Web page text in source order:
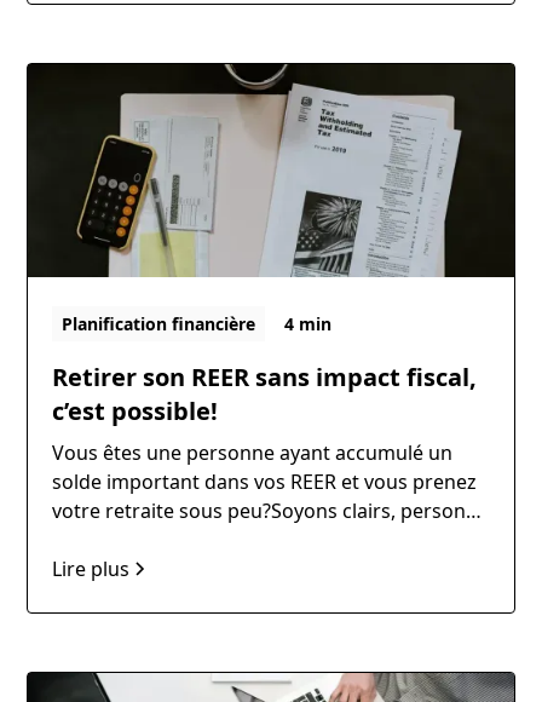
nombreuses demandes cette année et faire un
rappel sur la saine gestion de portefeuille.
Planification financière 4 min
Retirer son REER sans impact fiscal,
c’est possible!
Vous êtes une personne ayant accumulé un
solde important dans vos REER et vous prenez
votre retraite sous peu?Soyons clairs, personne
REER durement épargné.
Lire plus